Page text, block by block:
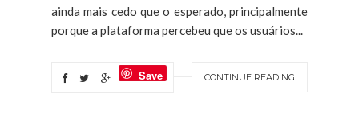
ainda mais cedo que o esperado, principalmente
porque a plataforma percebeu que os usuários...
CONTINUE READING
Save